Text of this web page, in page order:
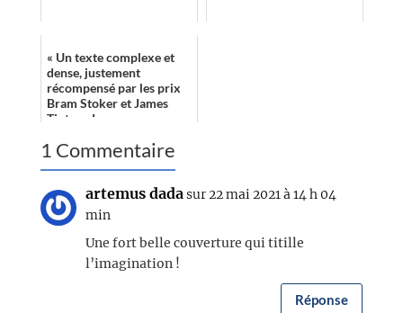
« Un texte complexe et
dense, justement
récompensé par les prix
Bram Stoker et James
Tiptree Jr. »
1 Commentaire
artemus dadasur 22 mai 2021 à 14 h 04
min
Une fort belle couverture qui titille
l’imagination !
Réponse